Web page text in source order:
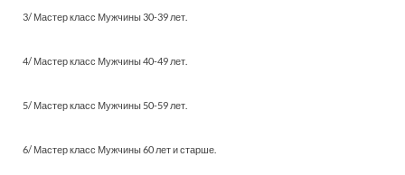
3/ Мастер класс Мужчины 30-39 лет.
4/ Мастер класс Мужчины 40-49 лет.
5/ Мастер класс Мужчины 50-59 лет.
6/ Мастер класс Мужчины 60 лет и старше.